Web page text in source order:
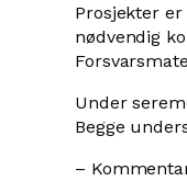
Prosjekter
nødvendig
Under
Begge
–